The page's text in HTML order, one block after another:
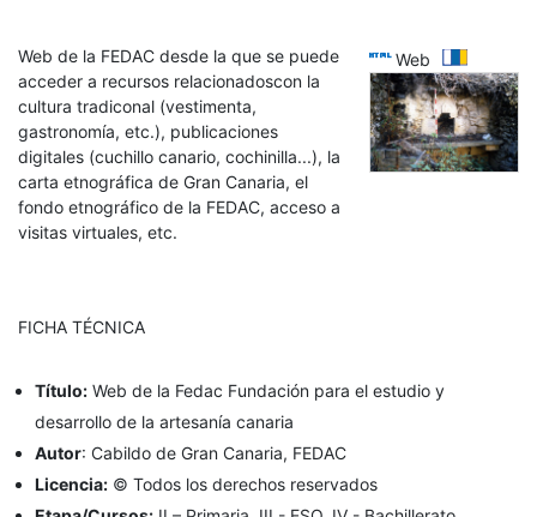
html Web
Web de la FEDAC desde la que se puede
acceder a recursos relacionadoscon la
cultura tradiconal (vestimenta,
gastronomía, etc.), publicaciones
digitales (cuchillo canario, cochinilla...), la
carta etnográfica de Gran Canaria, el
fondo etnográfico de la FEDAC, acceso a
visitas virtuales, etc.
FICHA TÉCNICA
Título: Web de la Fedac Fundación para el estudio y
desarrollo de la artesanía canaria
Autor: Cabildo de Gran Canaria, FEDAC
Licencia: © Todos los derechos reservados